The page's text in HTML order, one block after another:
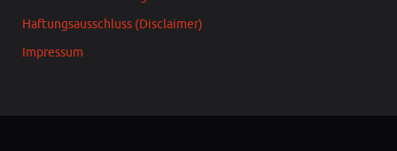
Haftungsausschluss (Disclaimer)
Impressum